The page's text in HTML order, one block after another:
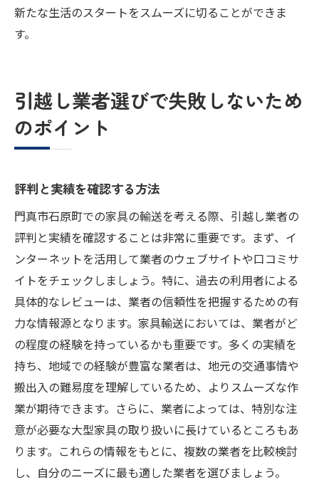
新たな生活のスタートをスムーズに切ることができま
す。
引越し業者選びで失敗しないため
のポイント
評判と実績を確認する方法
門真市石原町での家具の輸送を考える際、引越し業者の
評判と実績を確認することは非常に重要です。まず、イ
ンターネットを活用して業者のウェブサイトや口コミサ
イトをチェックしましょう。特に、過去の利用者による
具体的なレビューは、業者の信頼性を把握するための有
力な情報源となります。家具輸送においては、業者がど
の程度の経験を持っているかも重要です。多くの実績を
持ち、地域での経験が豊富な業者は、地元の交通事情や
搬出入の難易度を理解しているため、よりスムーズな作
業が期待できます。さらに、業者によっては、特別な注
意が必要な大型家具の取り扱いに長けているところもあ
ります。これらの情報をもとに、複数の業者を比較検討
し、自分のニーズに最も適した業者を選びましょう。